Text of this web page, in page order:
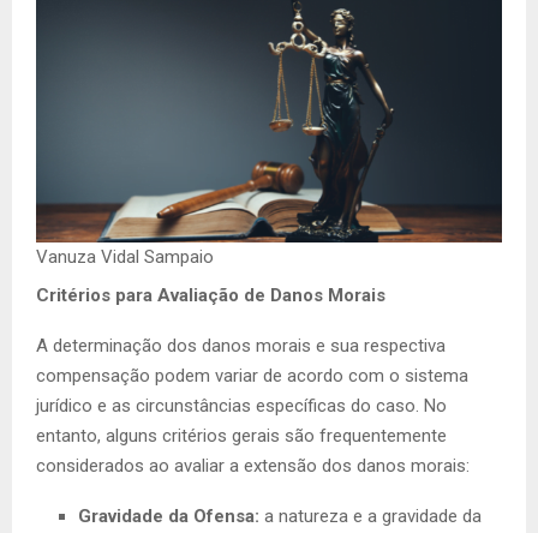
Vanuza Vidal Sampaio
Critérios para Avaliação de Danos Morais
A determinação dos danos morais e sua respectiva
compensação podem variar de acordo com o sistema
jurídico e as circunstâncias específicas do caso. No
entanto, alguns critérios gerais são frequentemente
considerados ao avaliar a extensão dos danos morais:
Gravidade da Ofensa: a natureza e a gravidade da